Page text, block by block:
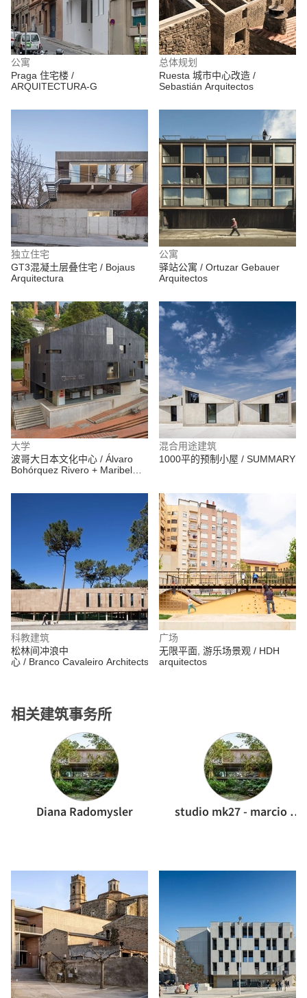
公寓
Praga 住宅楼 /
ARQUITECTURA-G
总体规划
Ruesta 城市中心改造 /
Sebastián Arquitectos
独立住宅
GT3混凝土层叠住宅 / Bojaus
Arquitectura
公寓
驿站公寓 / Ortuzar Gebauer
Arquitectos
大学
波哥大日本文化中心 / Álvaro
Bohórquez Rivero + Maribel
混合用途建筑
1000平的预制小屋 / SUMMARY
科教建筑
松林间冲浪中
心 / Branco Cavaleiro Architects
相关建筑事务所
Diana Radomysler studio mk27 - marcio kogan
广场
无限平面, 游乐场景观 / HDH
arquitectos